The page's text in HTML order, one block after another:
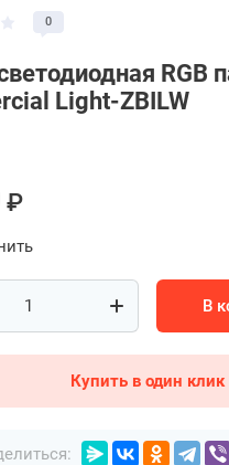
0
RGB
Light-ZBILW
₽
В
Купить в один клик